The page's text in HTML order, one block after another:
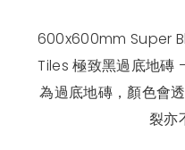
600x600mm Super
Tiles 極致黑過底地磚
為過底地磚，顏色會
裂亦